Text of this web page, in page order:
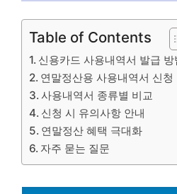
Table of Contents
신용카드 사용내역서 발급 방
연말정산용 사용내역서 신청
사용내역서 종류별 비교
신청 시 유의사항 안내
연말정산 혜택 극대화
자주 묻는 질문